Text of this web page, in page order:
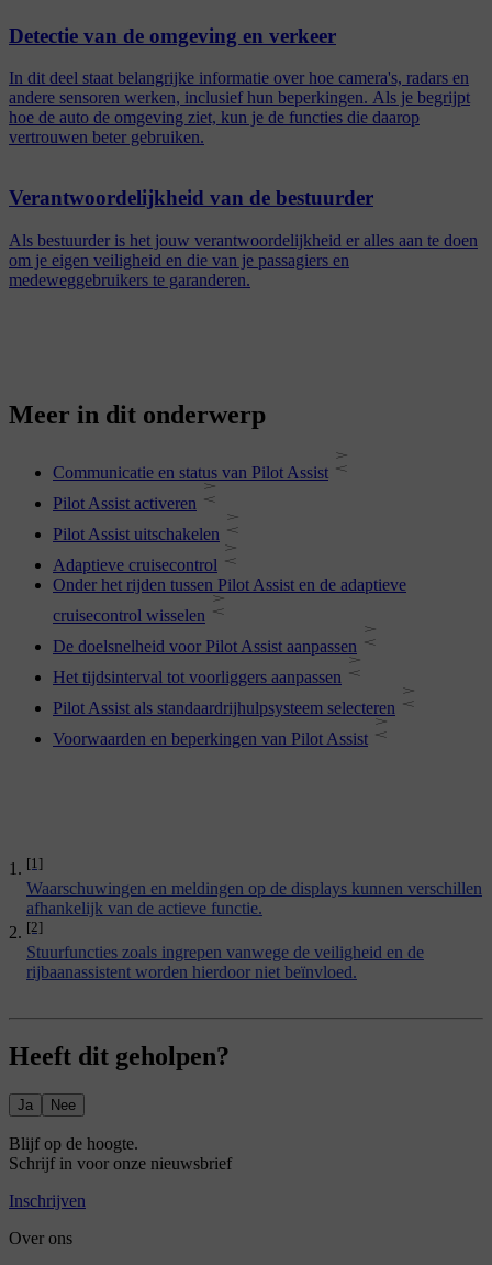
[1]
Waarschuwingen en meldingen op de displays kunnen verschillen
afhankelijk van de actieve functie.
[2]
Stuurfuncties zoals ingrepen vanwege de veiligheid en de
rijbaanassistent worden hierdoor niet beïnvloed.
Detectie van de omgeving en verkeer
In dit deel staat belangrijke informatie over hoe camera's, radars en
andere sensoren werken, inclusief hun beperkingen. Als je begrijpt
hoe de auto de omgeving ziet, kun je de functies die daarop
vertrouwen beter gebruiken.
Verantwoordelijkheid van de bestuurder
Als bestuurder is het jouw verantwoordelijkheid er alles aan te doen
om je eigen veiligheid en die van je passagiers en
medeweggebruikers te garanderen.
Meer in dit onderwerp
Communicatie en status van Pilot Assist
Pilot Assist activeren
Pilot Assist uitschakelen
Adaptieve cruisecontrol
Onder het rijden tussen Pilot Assist en de adaptieve
cruisecontrol wisselen
De doelsnelheid voor Pilot Assist aanpassen
Het tijdsinterval tot voorliggers aanpassen
Pilot Assist als standaardrijhulpsysteem selecteren
Voorwaarden en beperkingen van Pilot Assist
Heeft dit geholpen?
Ja Nee